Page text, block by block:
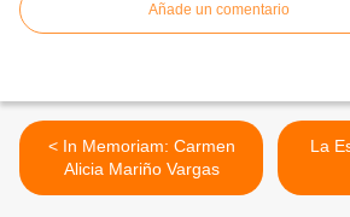
Añade un comentario
< In Memoriam: Carmen
Alicia Mariño Vargas